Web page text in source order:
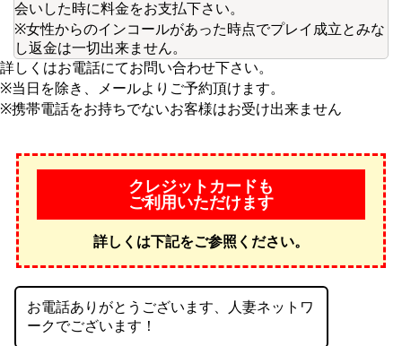
会いした時に料金をお支払下さい。
※女性からのインコールがあった時点でプレイ成立とみな
し返金は一切出来ません。
詳しくはお電話にてお問い合わせ下さい。
※当日を除き、メールよりご予約頂けます。
※携帯電話をお持ちでないお客様はお受け出来ません
クレジットカードも
ご利用いただけます
詳しくは下記をご参照ください。
お電話ありがとうございます、人妻ネットワ
ークでございます！